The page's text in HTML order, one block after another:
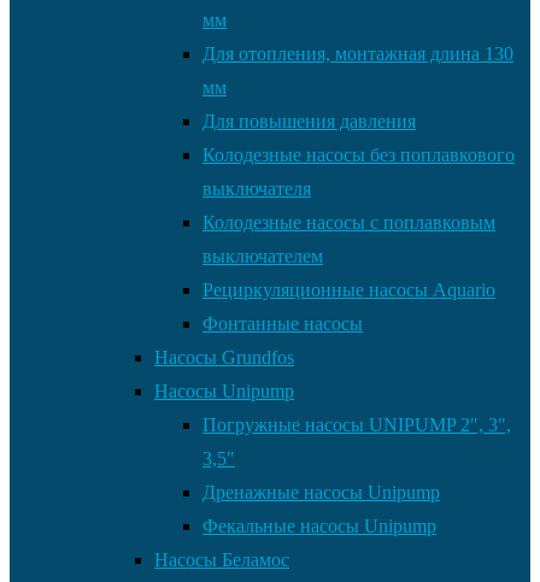
мм
Для отопления, монтажная длина 130
мм
Для повышения давления
Колодезные насосы без поплавкового
выключателя
Колодезные насосы с поплавковым
выключателем
Рециркуляционные насосы Aquario
Фонтанные насосы
Насосы Grundfos
Насосы Unipump
Погружные насосы UNIPUMP 2″, 3″,
3,5″
Дренажные насосы Unipump
Фекальные насосы Unipump
Насосы Беламос